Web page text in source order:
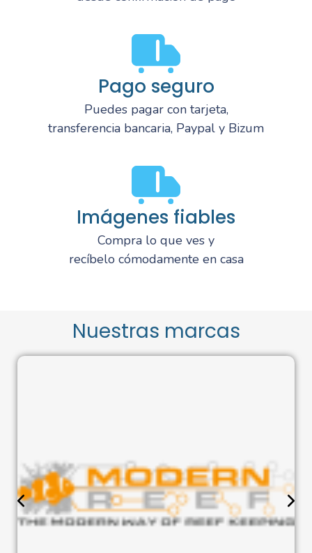
Pago seguro
Puedes pagar con tarjeta,
transferencia bancaria, Paypal y Bizum
Imágenes fiables
Compra lo que ves y
recíbelo cómodamente en casa
Nuestras marcas